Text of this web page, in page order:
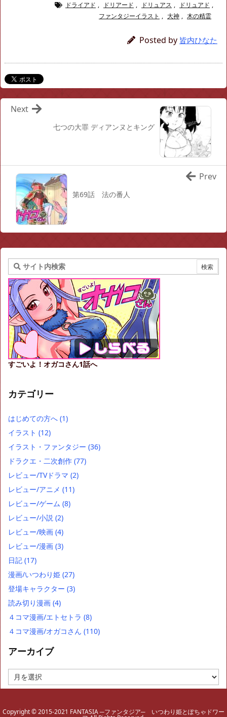
ドライアド , ドリアード , ドリュアス , ドリュアド ,
ファンタジーイラスト , 大神 , 木の精霊
Posted by 皆内ひなた
七つの大罪 ディアンヌとキング
Next
第69話 法の番人
Prev
すごいよ！オガコさん1話へ
カテゴリー
はじめての方へ (1)
イラスト (12)
イラスト・ファンタジー (36)
ドラクエ・二次創作 (77)
レビュー/TVドラマ (2)
レビュー/アニメ (11)
レビュー/ゲーム (8)
レビュー/小説 (2)
レビュー/映画 (4)
レビュー/漫画 (3)
日記 (17)
漫画/いつわり姫 (27)
登場キャラクター (3)
読み切り漫画 (4)
４コマ漫画/エトセトラ (8)
４コマ漫画/オガコさん (110)
アーカイブ
ー
ブ
Copyright © 2015-2021 FANTASIA ─ファンタジア─ いつわり姫とぽちゃドワー